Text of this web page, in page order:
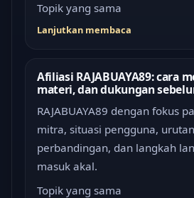
Topik yang sama
Lanjutkan membaca
Afiliasi RAJABUAYA89: cara
materi, dan dukungan
RAJABUAYA89 dengan fokus
mitra, situasi pengguna,
perbandingan, dan langkah
masuk akal.
Topik yang sama